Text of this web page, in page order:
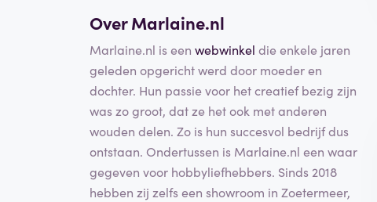
Over Marlaine.nl
Marlaine.nl is een webwinkel die enkele jaren
geleden opgericht werd door moeder en
dochter. Hun passie voor het creatief bezig zijn
was zo groot, dat ze het ook met anderen
wouden delen. Zo is hun succesvol bedrijf dus
ontstaan. Ondertussen is Marlaine.nl een waar
gegeven voor hobbyliefhebbers. Sinds 2018
hebben zij zelfs een showroom in Zoetermeer,